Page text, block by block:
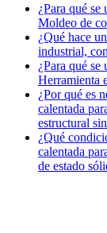
¿Para qué se
Moldeo de
¿Qué hace
industrial,
¿Para qué
Herramienta
¿Por qué es
calentada
estructural
¿Qué
calentada
de estado